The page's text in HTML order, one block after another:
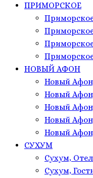
ПРИМОРСКОЕ
НОВЫЙ АФОН
Новый
Новый
Новый
Новый
Новый
СУХУМ
Сухум,
Сухум,